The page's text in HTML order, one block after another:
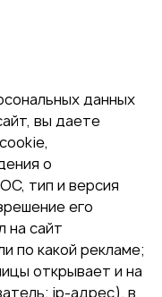
данных
вы даете
о
тип и версия
его
на сайт
по какой рекламе;
открывает и на
ip-адрес). в